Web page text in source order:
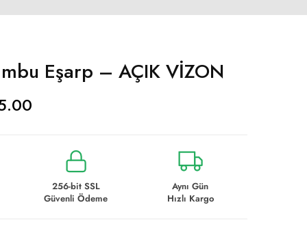
Eşarp – AÇIK VİZON
256-bit SSL
Güvenli Ödeme
Aynı Gün
Hızlı Kargo